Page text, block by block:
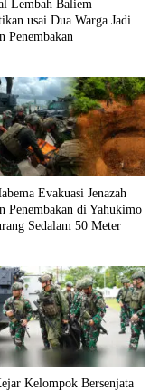
Lembah Baliem
usai Dua Warga Jadi
Penembakan
Evakuasi Jenazah
Penembakan di Yahukimo
Sedalam 50 Meter
Kelompok Bersenjata